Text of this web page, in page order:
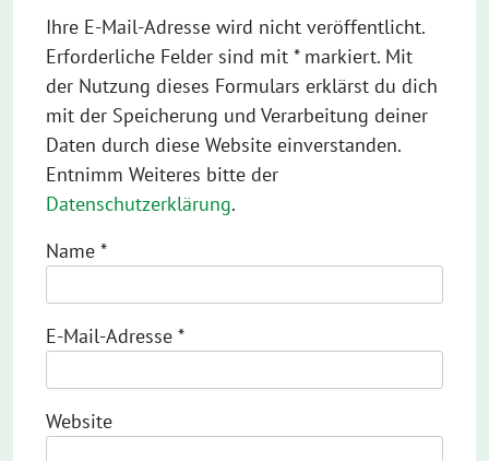
Ihre E-Mail-Adresse wird nicht veröffentlicht.
Erforderliche Felder sind mit * markiert. Mit
der Nutzung dieses Formulars erklärst du dich
mit der Speicherung und Verarbeitung deiner
Daten durch diese Website einverstanden.
Entnimm Weiteres bitte der
Datenschutzerklärung.
Name *
E-Mail-Adresse *
Website